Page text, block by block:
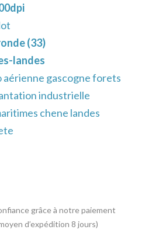
(33)
landes
aérienne gascogne forets
industrielle
chene landes
grâce à notre paiement
d’expédition 8 jours)